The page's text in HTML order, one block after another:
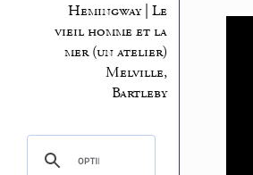
Hemingway | Le
vieil homme et la
mer (un atelier)
Melville,
Bartleby